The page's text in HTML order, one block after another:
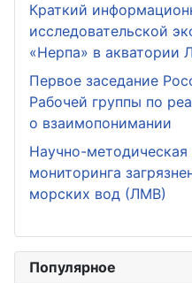
Краткий
исследовательской
«Нерпа» в акватории
Первое заседание
Рабочей группы по
о взаимопонимании
Научно-
мониторинга
морских вод (ЛМВ)
Популярное